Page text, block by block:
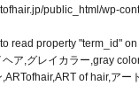
public_html/wp-
to read property "term_id"
ア,グレイカラー,gray
of hair,アー